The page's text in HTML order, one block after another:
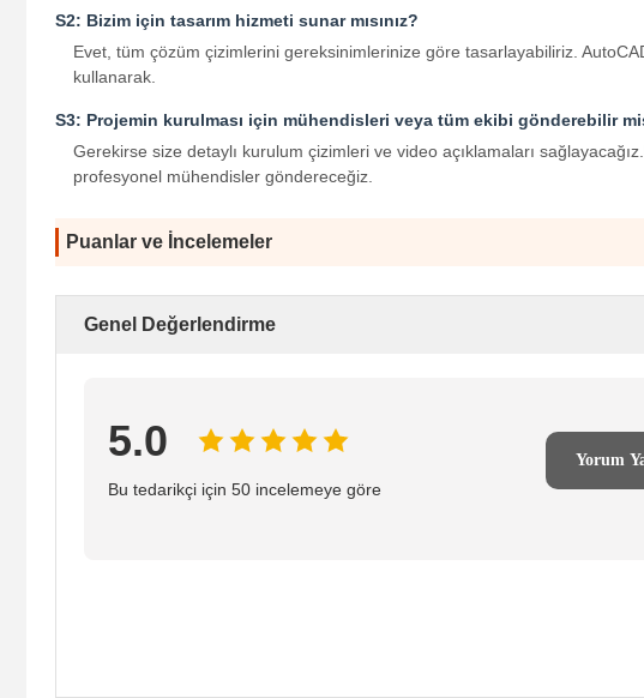
S2: Bizim için tasarım hizmeti sunar mısınız?
Evet, tüm çözüm çizimlerini gereksinimlerinize göre tasarlayabiliriz.
kullanarak.
S3: Projemin kurulması için mühendisleri veya tüm ekibi gönderebilir
Gerekirse size detaylı kurulum çizimleri ve video açıklamaları
profesyonel mühendisler göndereceğiz.
Puanlar ve İncelemeler
Genel Değerlendirme
5.0
Bu tedarikçi için 50 incelemeye göre
Yorum